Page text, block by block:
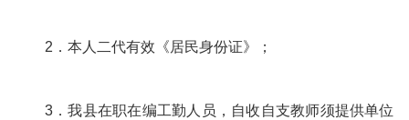
2．本人二代有效《居民身份证》；
3．我县在职在编工勤人员，自收自支教师须提供单位